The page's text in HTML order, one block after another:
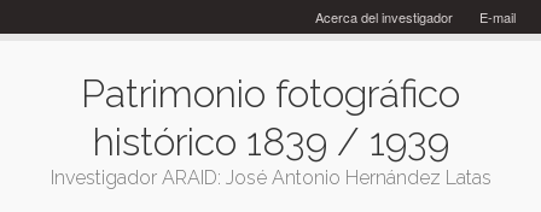
to
E-mail
Acerca del investigador
Patrimonio fotográfico
histórico 1839 / 1939
Investigador ARAID: José Antonio Hernández Latas